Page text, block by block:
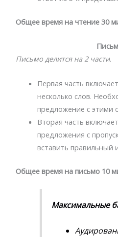
Общее время на чтение 30
Письмо делится на 2 части.
Первая часть
несколько слов.
предложение с этими
Вторая часть
предложения с
вставить правильный
Общее время на письмо 10
Максимальные